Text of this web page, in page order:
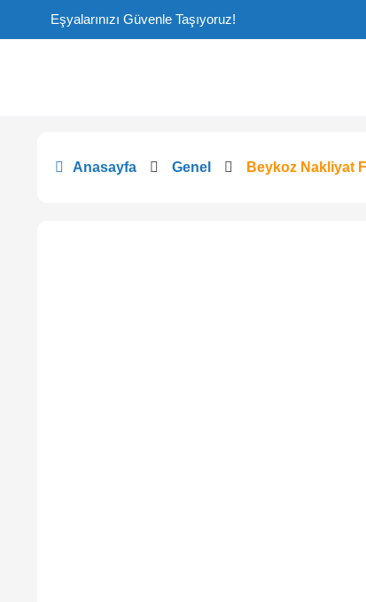
Eşyalarınızı Güvenle Taşıyoruz!
Anasayfa Genel Beykoz Nakliyat